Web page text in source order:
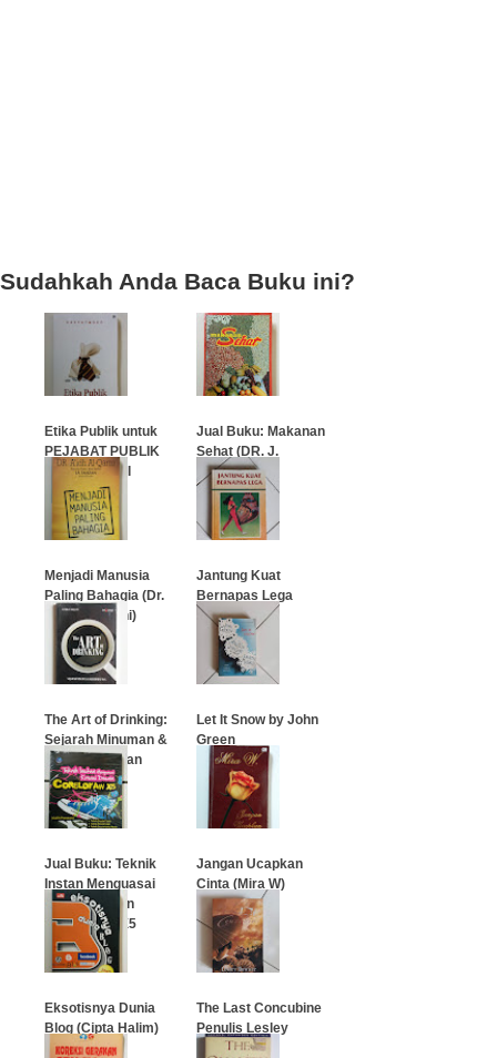
Sudahkah Anda Baca Buku ini?
Etika Publik untuk
PEJABAT PUBLIK
DAN POLITISI
Jual Buku: Makanan
Sehat (DR. J.
Kuntaraf)
Menjadi Manusia
Paling Bahagia (Dr.
A'idh Al-Qarni)
Jantung Kuat
Bernapas Lega
The Art of Drinking:
Sejarah Minuman &
Keberminuman
…
Let It Snow by John
Green
Jual Buku: Teknik
Instan Menguasai
Kreasi Desain
CoredDraw X5
…
Jangan Ucapkan
Cinta (Mira W)
…
Eksotisnya Dunia
Blog (Cipta Halim)
The Last Concubine
Penulis Lesley
Downer